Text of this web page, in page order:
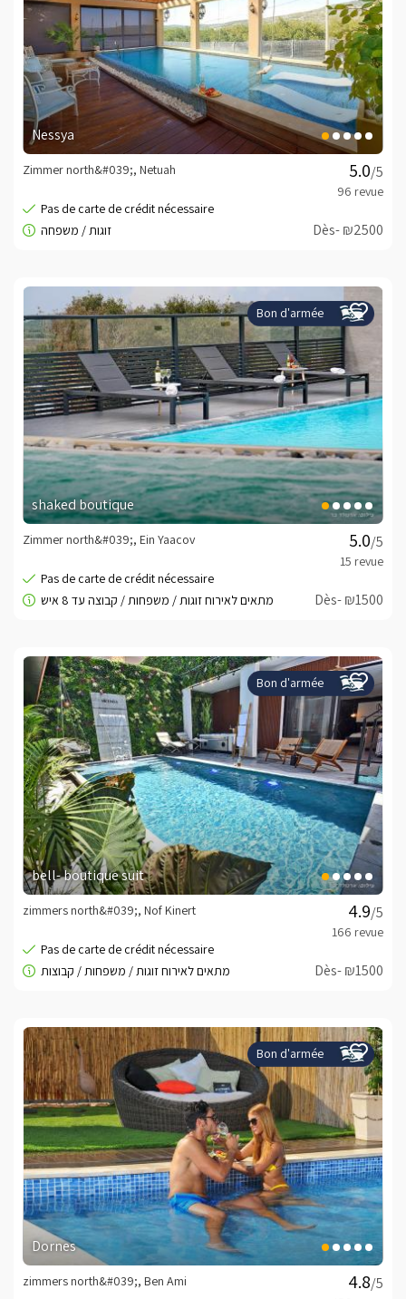
Nessya
/5
Zimmer north&#039;, Netuah
Dès- ₪2500
Bon d'armée
shaked boutique
/5
Zimmer north&#039;, Ein Yaacov
Dès- ₪1500
Bon d'armée
bell- boutique suit
/5
zimmers north&#039;, Nof Kinert
Dès- ₪1500
Bon d'armée
Dornes
/5
zimmers north&#039;, Ben Ami